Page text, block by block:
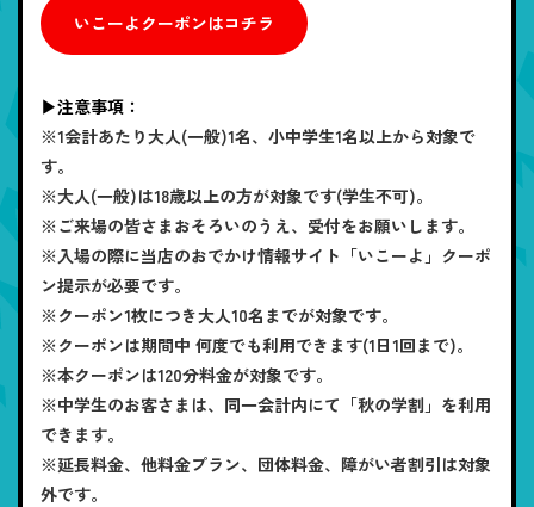
いこーよクーポンはコチラ
▶注意事項：
※1会計あたり大人(一般)1名、小中学生1名以上から対象で
す。
※大人(一般)は18歳以上の方が対象です(学生不可)。
※ご来場の皆さまおそろいのうえ、受付をお願いします。
※入場の際に当店のおでかけ情報サイト「いこーよ」クーポ
ン提示が必要です。
※クーポン1枚につき大人10名までが対象です。
※クーポンは期間中 何度でも利用できます(1日1回まで)。
※本クーポンは120分料金が対象です。
※中学生のお客さまは、同一会計内にて「秋の学割」を利用
できます。
※延長料金、他料金プラン、団体料金、障がい者割引は対象
外です。